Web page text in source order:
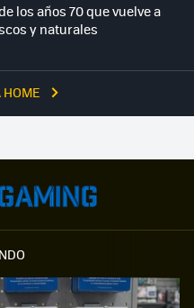
HOME
los años 70 que vuelve a
y naturales